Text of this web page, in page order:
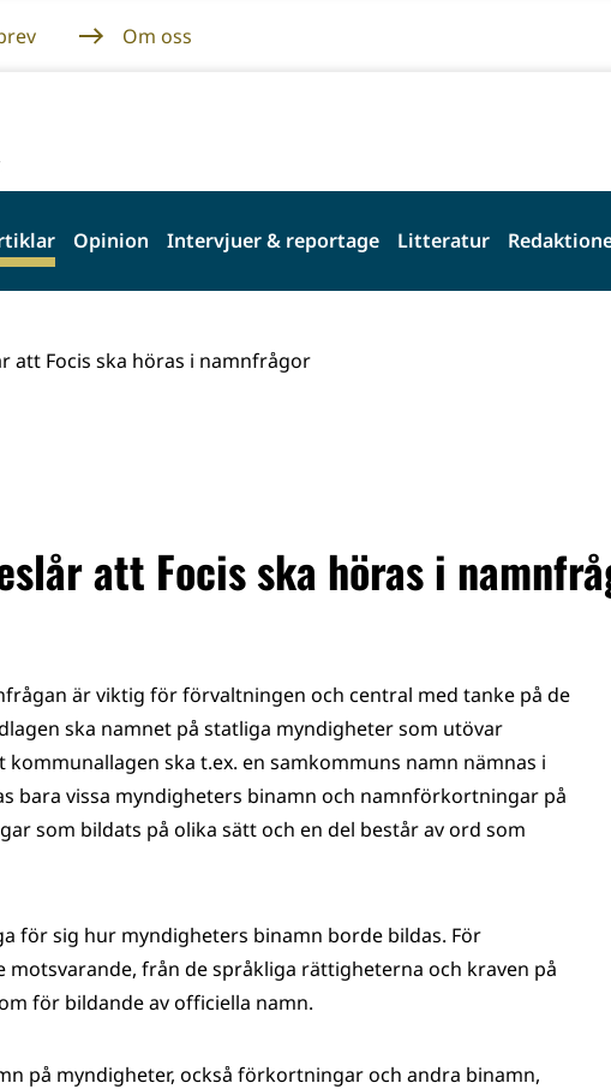
Om oss
Opinion Intervjuer & reportage Litteratur
att Focis ska höras i namnfrågor
att Focis ska höras i
är viktig för förvaltningen och central med tanke på de
ska namnet på statliga myndigheter som utövar
ska t.ex. en samkommuns namn nämnas i
bara vissa myndigheters binamn och namnförkortningar på
som bildats på olika sätt och en del består av ord som
för sig hur myndigheters binamn borde bildas. För
motsvarande, från de språkliga rättigheterna och kraven på
för bildande av officiella namn.
på myndigheter, också förkortningar och andra binamn,